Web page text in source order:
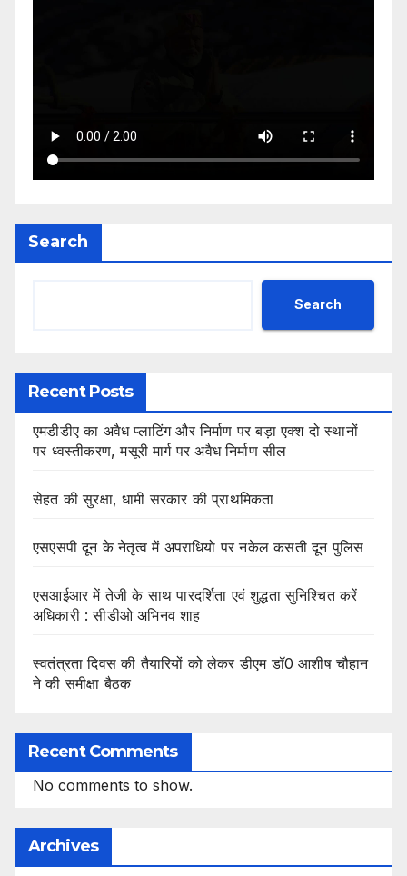
Search
Search
Recent Posts
एमडीडीए का अवैध प्लाटिंग और निर्माण पर बड़ा एक्श दो स्थानों
पर ध्वस्तीकरण, मसूरी मार्ग पर अवैध निर्माण सील
सेहत की सुरक्षा, धामी सरकार की प्राथमिकता
एसएसपी दून के नेतृत्व में अपराधियो पर नकेल कसती दून पुलिस
एसआईआर में तेजी के साथ पारदर्शिता एवं शुद्धता सुनिश्चित करें
अधिकारी : सीडीओ अभिनव शाह
स्वतंत्रता दिवस की तैयारियों को लेकर डीएम डॉ0 आशीष चौहान
ने की समीक्षा बैठक
Recent Comments
No comments to show.
Archives